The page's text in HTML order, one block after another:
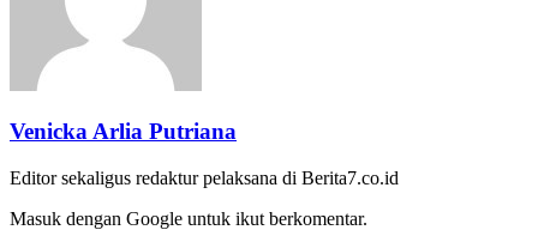
Venicka Arlia Putriana
Editor sekaligus redaktur pelaksana di Berita7.co.id
Masuk dengan Google untuk ikut berkomentar.